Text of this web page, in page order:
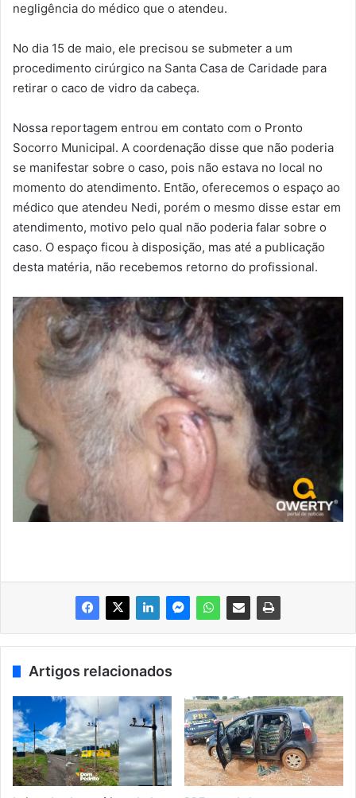
negligência do médico que o atendeu.
No dia 15 de maio, ele precisou se submeter a um
procedimento cirúrgico na Santa Casa de Caridade para
retirar o caco de vidro da cabeça.
Nossa reportagem entrou em contato com o Pronto
Socorro Municipal. A coordenação disse que não poderia
se manifestar sobre o caso, pois não estava no local no
momento do atendimento. Então, oferecemos o espaço ao
médico que atendeu Nedi, porém o mesmo disse estar em
atendimento, motivo pelo qual não poderia falar sobre o
caso. O espaço ficou à disposição, mas até a publicação
desta matéria, não recebemos retorno do profissional.
Artigos relacionados